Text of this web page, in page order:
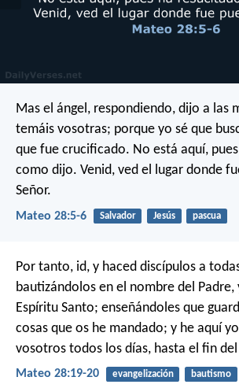
Mas el ángel, respondiendo, dijo a las
temáis vosotras; porque yo sé que
que fue crucificado. No está aquí,
como dijo. Venid, ved el lugar donde
Señor.
Mateo 28:5-6 Salvador Jesús pascua
Por tanto, id, y haced discípulos a
bautizándolos en el nombre del Padre,
Espíritu Santo; enseñándoles que
cosas que os he mandado; y he aquí
vosotros todos los días, hasta el fin
Mateo 28:19-20 evangelización bautismo